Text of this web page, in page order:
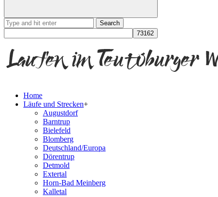
Search
for:
Home
Läufe und Strecken+
Augustdorf
Barntrup
Bielefeld
Blomberg
Deutschland/Europa
Dörentrup
Detmold
Extertal
Horn-Bad Meinberg
Kalletal